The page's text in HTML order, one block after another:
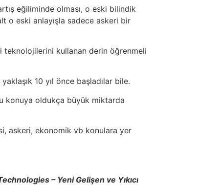
eğiliminde olması, o eski bilindik
o eski anlayışla sadece askeri bir
teknolojilerini kullanan derin öğrenmeli
10 yıl önce başladılar bile.
konuya oldukça büyük miktarda
askeri, ekonomik vb konulara yer
– Yeni Gelişen ve Yıkıcı